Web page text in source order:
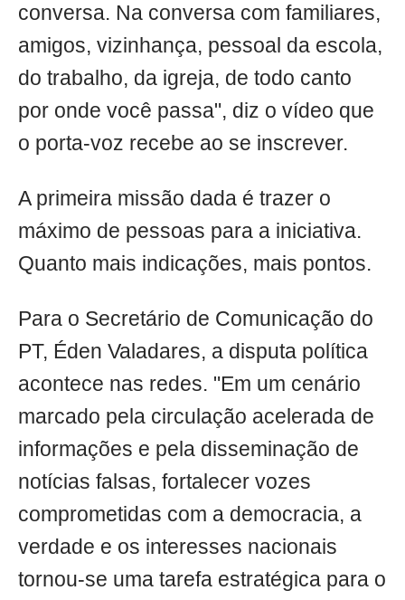
conversa. Na conversa com familiares,
amigos, vizinhança, pessoal da escola,
do trabalho, da igreja, de todo canto
por onde você passa", diz o vídeo que
o porta-voz recebe ao se inscrever.
A primeira missão dada é trazer o
máximo de pessoas para a iniciativa.
Quanto mais indicações, mais pontos.
Para o Secretário de Comunicação do
PT, Éden Valadares, a disputa política
acontece nas redes. "Em um cenário
marcado pela circulação acelerada de
informações e pela disseminação de
notícias falsas, fortalecer vozes
comprometidas com a democracia, a
verdade e os interesses nacionais
tornou-se uma tarefa estratégica para o